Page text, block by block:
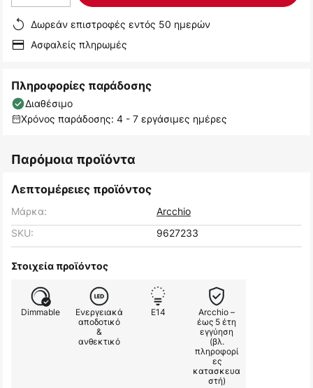
Δωρεάν επιστροφές εντός 50 ημερών
Ασφαλείς πληρωμές
Πληροφορίες παράδοσης
Διαθέσιμο
Χρόνος παράδοσης: 4 - 7 εργάσιμες ημέρες
Παρόμοια προϊόντα
Λεπτομέρειες προϊόντος
Μάρκα:
Arcchio
SKU:
9627233
Στοιχεία προϊόντος
Dimmable
Ενεργειακά
αποδοτικό
&
ανθεκτικό
E14
Arcchio –
έως 5 έτη
εγγύηση
(βλ.
πληροφορί
ες
κατασκευα
στή)